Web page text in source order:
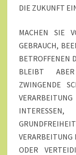
DIE ZUKUNFT
MACHEN SIE
GEBRAUCH,
BETROFFENEN
BLEIBT
ZWINGENDE
VERARBEITUNG
ODER